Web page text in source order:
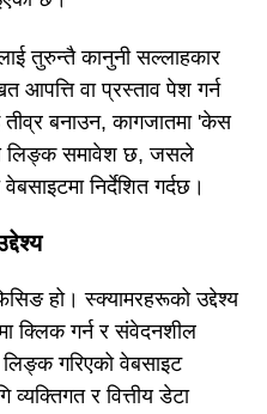
तुरुन्तै कानुनी सल्लाहकार
आपत्ति वा प्रस्ताव पेश गर्न
बनाउन, कागजातमा 'केस
लिङ्क समावेश छ, जसले
निर्देशित गर्दछ।
हो। स्क्यामरहरूको उद्देश्य
क्लिक गर्न र संवेदनशील
लिङ्क गरिएको वेबसाइट
व्यक्तिगत र वित्तीय डेटा